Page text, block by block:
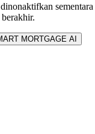
MORTGAGE AI